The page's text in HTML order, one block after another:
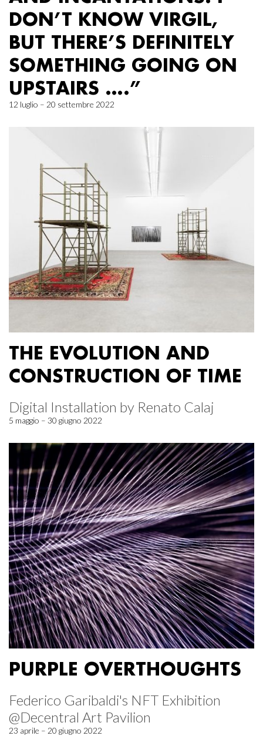
DON’T KNOW VIRGIL,
BUT THERE’S DEFINITELY
SOMETHING GOING ON
UPSTAIRS ….”
12 luglio – 20 settembre 2022
THE EVOLUTION AND
CONSTRUCTION OF TIME
Digital Installation by Renato Calaj
5 maggio – 30 giugno 2022
PURPLE OVERTHOUGHTS
Federico Garibaldi's NFT Exhibition
@Decentral Art Pavilion
23 aprile – 20 giugno 2022